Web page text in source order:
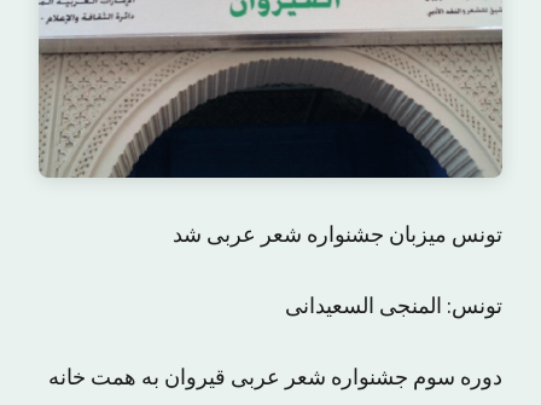
تونس میزبان جشنواره شعر عربی شد
تونس: المنجی السعیدانی
دوره سوم جشنواره شعر عربی قیروان به همت خانه